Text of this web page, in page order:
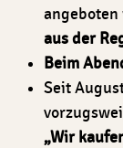
angeboten
aus der
Beim
Seit
„Wir